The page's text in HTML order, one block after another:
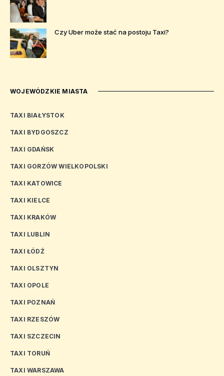
Czy Uber może stać na postoju Taxi?
WOJEWÓDZKIE MIASTA
TAXI BIAŁYSTOK
TAXI BYDGOSZCZ
TAXI GDAŃSK
TAXI GORZÓW WIELKOPOLSKI
TAXI KATOWICE
TAXI KIELCE
TAXI KRAKÓW
TAXI LUBLIN
TAXI ŁÓDŹ
TAXI OLSZTYN
TAXI OPOLE
TAXI POZNAŃ
TAXI RZESZÓW
TAXI SZCZECIN
TAXI TORUŃ
TAXI WARSZAWA